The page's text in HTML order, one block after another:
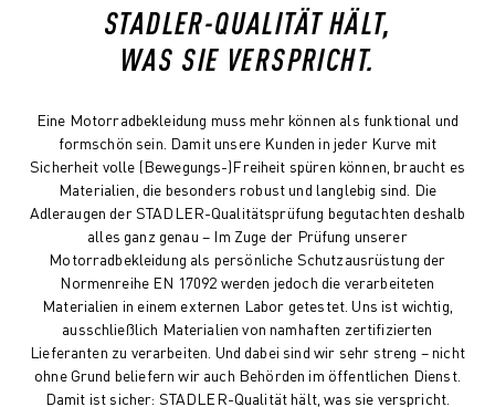
STADLER-QUALITÄT HÄLT,
WAS SIE VERSPRICHT.
Eine Motorradbekleidung muss mehr können als funktional und
formschön sein. Damit unsere Kunden in jeder Kurve mit
Sicherheit volle (Bewegungs-)Freiheit spüren können, braucht es
Materialien, die besonders robust und langlebig sind. Die
Adleraugen der STADLER-Qualitätsprüfung begutachten deshalb
alles ganz genau – Im Zuge der Prüfung unserer
Motorradbekleidung als persönliche Schutzausrüstung der
Normenreihe EN 17092 werden jedoch die verarbeiteten
Materialien in einem externen Labor getestet. Uns ist wichtig,
ausschließlich Materialien von namhaften zertifizierten
Lieferanten zu verarbeiten. Und dabei sind wir sehr streng – nicht
ohne Grund beliefern wir auch Behörden im öffentlichen Dienst.
Damit ist sicher: STADLER-Qualität hält, was sie verspricht.